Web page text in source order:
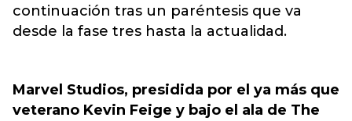
continuación tras un paréntesis que va
desde la fase tres hasta la actualidad.
Marvel Studios, presidida por el ya más que
veterano Kevin Feige y bajo el ala de The